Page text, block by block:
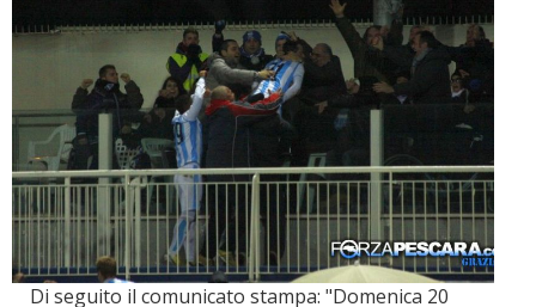
Di seguito il comunicato stampa: "Domenica 20